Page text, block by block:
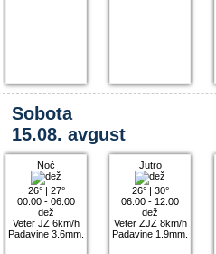
Sobota
15.08. avgust
Noč
26°| 27°
00:00 - 06:00
dež
Veter JZ 6km/h
Padavine 3.6mm.
Jutro
26°| 30°
06:00 - 12:00
dež
Veter ZJZ 8km/h
Padavine 1.9mm.